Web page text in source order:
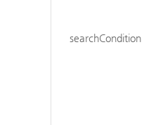
searchCondition